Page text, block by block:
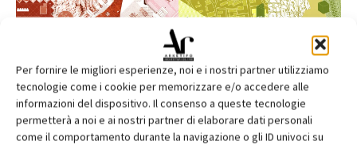
Per fornire le migliori esperienze, noi e i nostri partner utilizziamo
tecnologie come i cookie per memorizzare e/o accedere alle
informazioni del dispositivo. Il consenso a queste tecnologie
permetterà a noi e ai nostri partner di elaborare dati personali
come il comportamento durante la navigazione o gli ID univoci su